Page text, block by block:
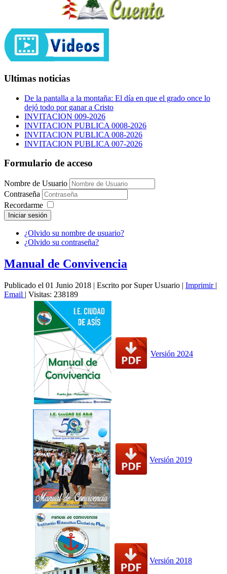
Ultimas noticias
De la pantalla a la montaña: El día en que el grado once lo
dejó todo por ganar a Cristo
INVITACION 009-2026
INVITACION PUBLICA 0008-2026
INVITACION PUBLICA 008-2026
INVITACION PUBLICA 007-2026
Formulario de acceso
Nombre de Usuario
Contraseña
Recordarme
Iniciar sesión
¿Olvido su nombre de usuario?
¿Olvido su contraseña?
Manual de Convivencia
Publicado el 01 Junio 2018 | Escrito por Super Usuario | Imprimir |
Email | Visitas: 238189
Versión 2024
Versión 2019
Versión 2018